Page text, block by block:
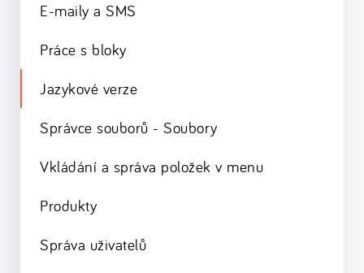
E-maily a SMS
Práce s bloky
Jazykové verze
Správce souborů - Soubory
Vkládání a správa položek v menu
Produkty
Správa uživatelů